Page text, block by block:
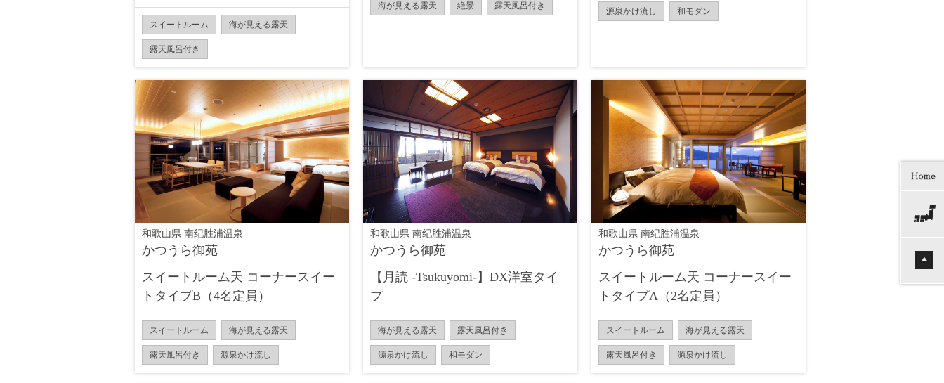
スイートルーム 海が見える露天
露天風呂付き
海が見える露天 絶景 露天風呂付き
源泉かけ流し 和モダン
和歌山県 南纪胜浦温泉
かつうら御苑
スイートルーム天 コーナースイー
トタイプB（4名定員）
スイートルーム 海が見える露天
露天風呂付き 源泉かけ流し
和歌山県 南纪胜浦温泉
かつうら御苑
【月読 -Tsukuyomi-】DX洋室タイ
プ
海が見える露天 露天風呂付き
源泉かけ流し 和モダン
和歌山県 南纪胜浦温泉
かつうら御苑
スイートルーム天 コーナースイー
トタイプA（2名定員）
スイートルーム 海が見える露天
露天風呂付き 源泉かけ流し